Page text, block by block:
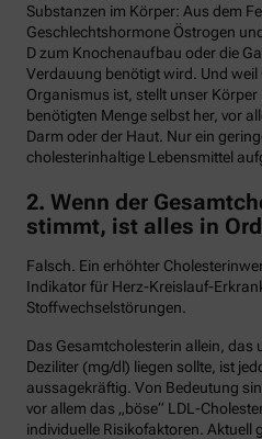
Substanzen im Körper: Aus dem
Geschlechtshormone Östrogen
D zum Knochenaufbau oder die
Verdauung benötigt wird. Und
Organismus ist, stellt unser
benötigten Menge selbst her, vor
Darm oder der Haut. Nur ein
cholesterinhaltige Lebensmittel
2. Wenn der
stimmt, ist alles in
Falsch. Ein erhöhter
Indikator für Herz-Kreislauf-
Stoffwechselstörungen.
Das Gesamtcholesterin allein, das
Deziliter (mg/dl) liegen sollte, ist
aussagekräftig. Von Bedeutung
vor allem das „böse“ LDL-
individuelle Risikofaktoren. Aktuell